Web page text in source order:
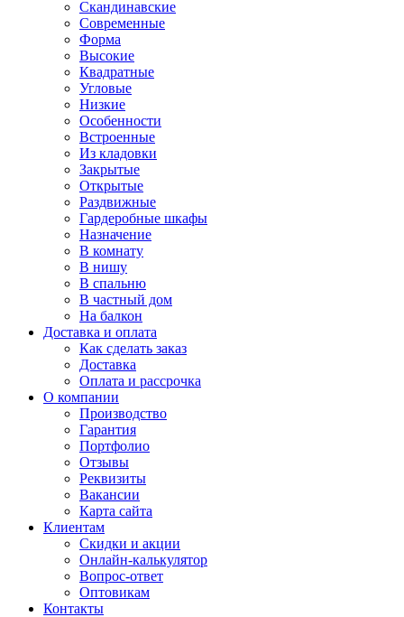
Скандинавские
Современные
Форма
Высокие
Квадратные
Угловые
Низкие
Особенности
Встроенные
Из кладовки
Закрытые
Открытые
Раздвижные
Гардеробные шкафы
Назначение
В комнату
В нишу
В спальню
В частный дом
На балкон
Доставка и оплата
Как сделать заказ
Доставка
Оплата и рассрочка
О компании
Производство
Гарантия
Портфолио
Отзывы
Реквизиты
Вакансии
Карта сайта
Клиентам
Скидки и акции
Онлайн-калькулятор
Вопрос-ответ
Оптовикам
Контакты